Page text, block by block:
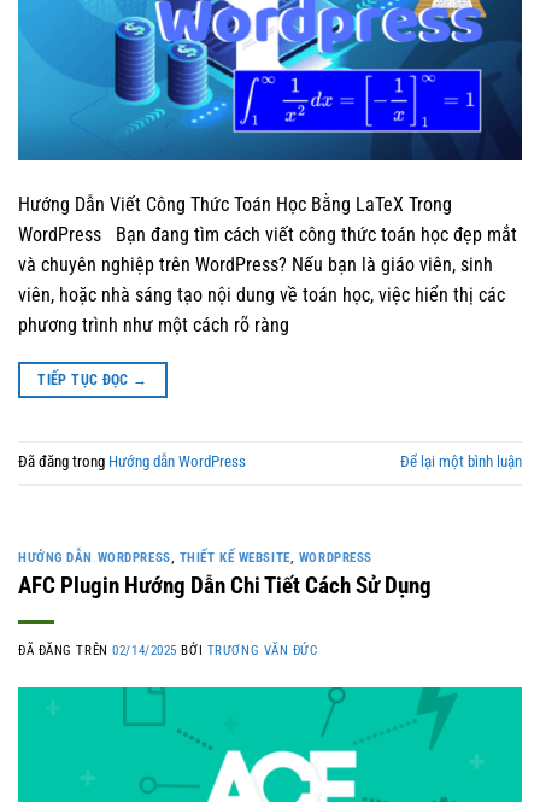
Hướng Dẫn Viết Công Thức Toán Học Bằng LaTeX Trong
WordPress Bạn đang tìm cách viết công thức toán học đẹp mắt
và chuyên nghiệp trên WordPress? Nếu bạn là giáo viên, sinh
viên, hoặc nhà sáng tạo nội dung về toán học, việc hiển thị các
phương trình như một cách rõ ràng
TIẾP TỤC ĐỌC →
Đã đăng trong Hướng dẫn WordPress Để lại một bình luận
HƯỚNG DẪN WORDPRESS, THIẾT KẾ WEBSITE, WORDPRESS
AFC Plugin Hướng Dẫn Chi Tiết Cách Sử Dụng
ĐÃ ĐĂNG TRÊN02/14/2025 BỞI TRƯƠNG VĂN ĐỨC